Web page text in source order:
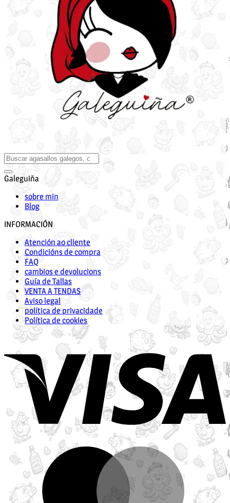
Galeguiña
sobre min
Blog
INFORMACIÓN
Atención ao cliente
Condicións de compra
FAQ
cambios e devolucions
Guía de Tallas
VENTA A TENDAS
Aviso legal
política de privacidade
Política de cookies